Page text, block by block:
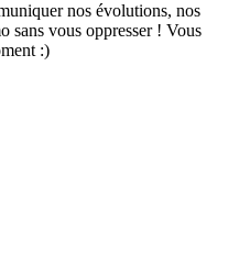
nos évolutions, nos
sans vous oppresser ! Vous
:)